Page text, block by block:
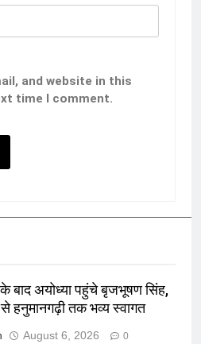
and website in this
time I comment.
के बाद अयोध्या पहुंचे बृजभूषण सिंह,
से हनुमानगढ़ी तक भव्य स्वागत
August 6, 2026 0